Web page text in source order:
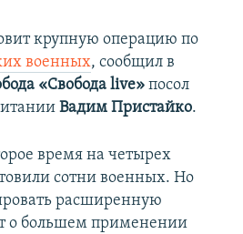
крупную операцию по
военных, сообщил в
«Свобода live» посол
Вадим Пристайко.
время на четырех
сотни военных. Но
расширенную
о большем применении